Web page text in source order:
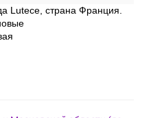
Lutece, страна Франция.